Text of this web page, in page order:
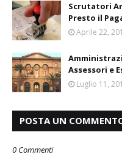
Scrutatori
Presto il
Aprile 22,
Assessori e
Luglio 11,
POSTA UN
0 Commenti